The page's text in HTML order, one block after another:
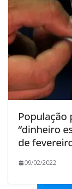
População
“dinheiro
de
09/02/2022